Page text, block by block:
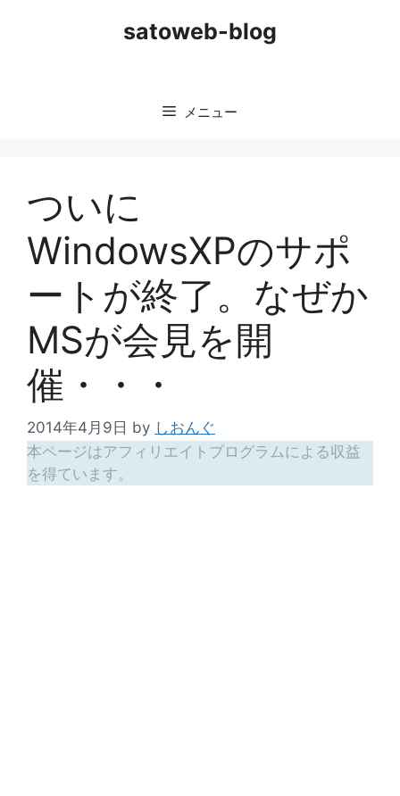
satoweb-blog
メニュー
ついに
WindowsXPのサポ
ートが終了。なぜか
MSが会見を開
催・・・
2014年4月9日 by しおんぐ
本ページはアフィリエイトプログラムによる収益
を得ています。